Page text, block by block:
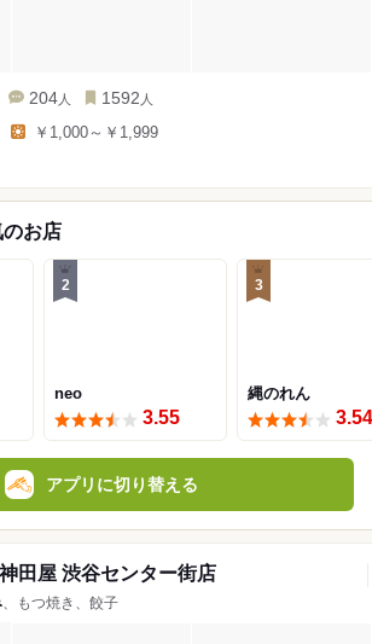
204 人 1592 人
￥1,000～￥1,999
お店
2
neo
3.55
3
縄のれん
3.54
アプリに切り替える
田屋 渋谷センター街店
、もつ焼き、餃子